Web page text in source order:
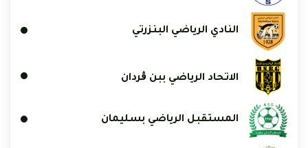
النادي الرياضي البنزرتي
الاتحاد الرياضي ببن ڨردان
المستقبل الرياضي بسليمان